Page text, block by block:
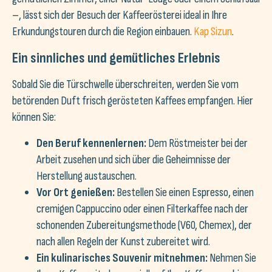
–, lässt sich der Besuch der Kaffeerösterei ideal in Ihre
Erkundungstouren durch die Region einbauen. Kap Sizun.
Ein sinnliches und gemütliches Erlebnis
Sobald Sie die Türschwelle überschreiten, werden Sie vom
betörenden Duft frisch gerösteten Kaffees empfangen. Hier
können Sie:
Den Beruf kennenlernen:Dem Röstmeister bei der
Arbeit zusehen und sich über die Geheimnisse der
Herstellung austauschen.
Vor Ort genießen:Bestellen Sie einen Espresso, einen
cremigen Cappuccino oder einen Filterkaffee nach der
schonenden Zubereitungsmethode (V60, Chemex), der
nach allen Regeln der Kunst zubereitet wird.
Ein kulinarisches Souvenir mitnehmen:Nehmen Sie